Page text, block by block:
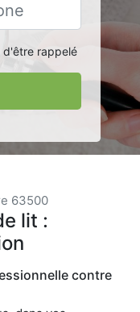
rappelé
63500
lit :
contre